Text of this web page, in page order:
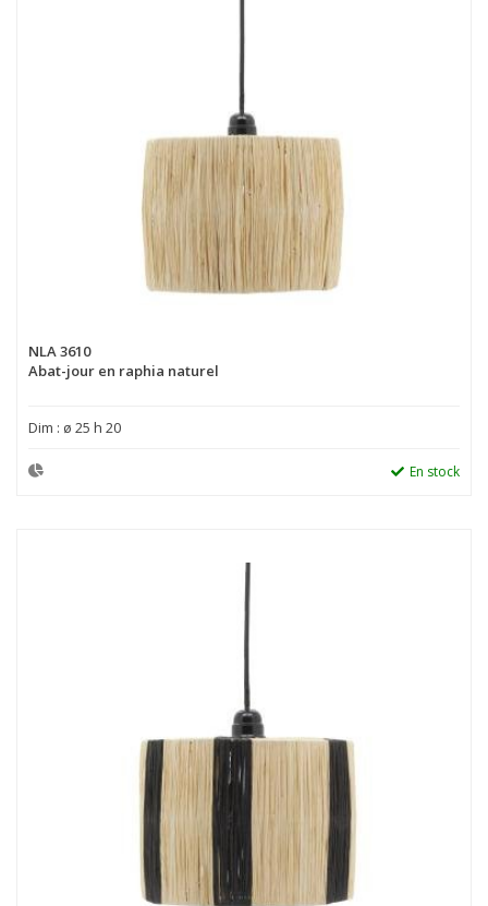
NLA 3610
Abat-jour en raphia naturel
Dim : ø 25 h 20
En stock